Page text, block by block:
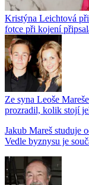
Kristýna Leichtová
fotce při kojení
Ze syna Leoše
prozradil, kolik stojí
Jakub Mareš studuje
Vedle byznysu je